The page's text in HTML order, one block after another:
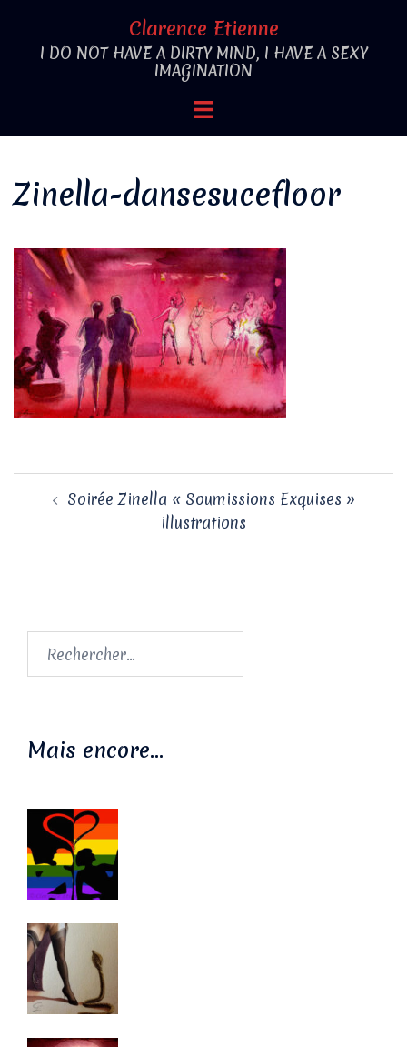
contenu
Clarence Etienne
I DO NOT HAVE A DIRTY MIND, I HAVE A SEXY
IMAGINATION
Ouvrir/fermer
Zinella-dansesucefloor
Navigation
d’articleSoirée Zinella « Soumissions Exquises »
illustrations
Rechercher :
Mais encore…